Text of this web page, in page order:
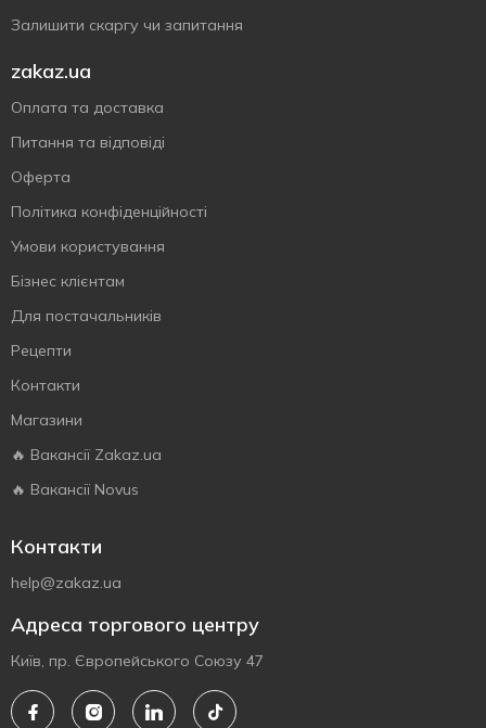
Залишити скаргу чи запитання
zakaz.ua
Оплата та доставка
Питання та відповіді
Оферта
Політика конфіденційності
Умови користування
Бізнес клієнтам
Для постачальників
Рецепти
Контакти
Магазини
🔥 Вакансії Zakaz.ua
🔥 Вакансії Novus
Контакти
help@zakaz.ua
Адреса торгового центру
Київ, пр. Європейського Союзу 47